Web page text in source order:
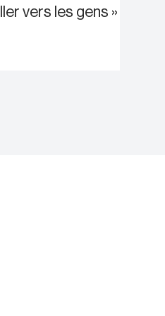
vers les gens »